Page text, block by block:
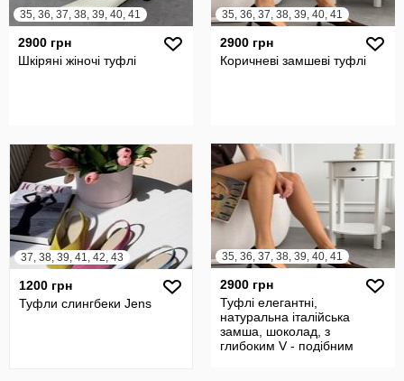
35, 36, 37, 38, 39, 40, 41
2900 грн
Шкіряні жіночі туфлі
35, 36, 37, 38, 39, 40, 41
2900 грн
Коричневі замшеві туфлі
37, 38, 39, 41, 42, 43
1200 грн
Туфли слингбеки Jens
35, 36, 37, 38, 39, 40, 41
2900 грн
Туфлі елегантні,
натуральна італійська
замша, шоколад, з
глибоким V - подібним